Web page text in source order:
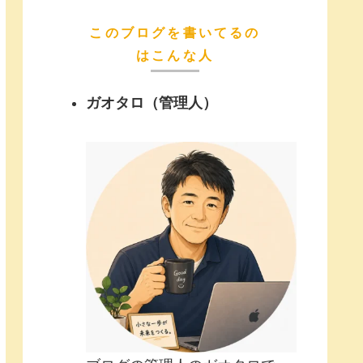
このブログを書いてるの
はこんな人
ガオタロ（管理人）